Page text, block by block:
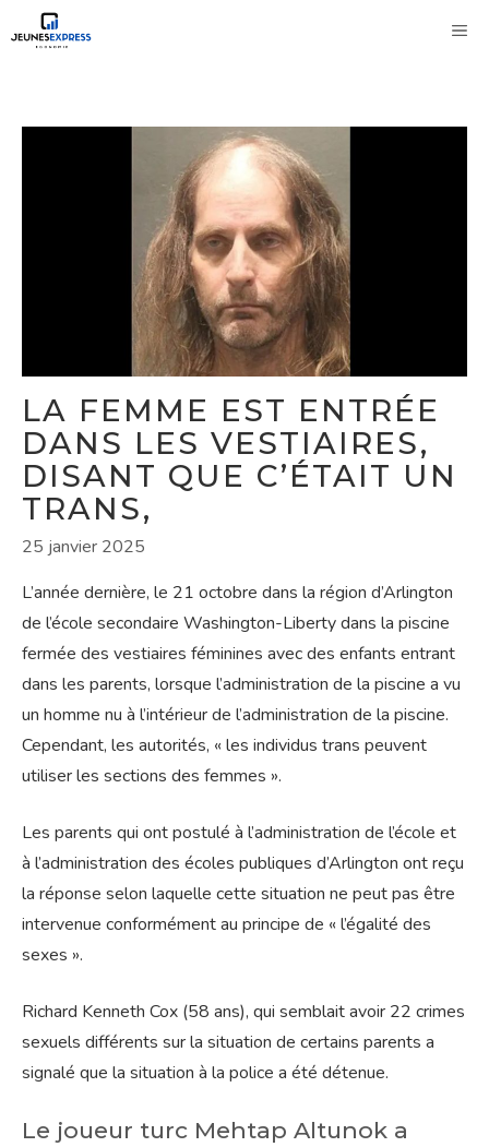
au
LA FEMME EST ENTRÉE
DANS LES VESTIAIRES,
DISANT QUE C’ÉTAIT UN
TRANS,
25 janvier 2025
L’année dernière, le 21 octobre dans la région d’Arlington
de l’école secondaire Washington-Liberty dans la piscine
fermée des vestiaires féminines avec des enfants entrant
dans les parents, lorsque l’administration de la piscine a vu
un homme nu à l’intérieur de l’administration de la piscine.
Cependant, les autorités, « les individus trans peuvent
utiliser les sections des femmes ».
Les parents qui ont postulé à l’administration de l’école et
à l’administration des écoles publiques d’Arlington ont reçu
la réponse selon laquelle cette situation ne peut pas être
intervenue conformément au principe de « l’égalité des
sexes ».
Richard Kenneth Cox (58 ans), qui semblait avoir 22 crimes
sexuels différents sur la situation de certains parents a
signalé que la situation à la police a été détenue.
Le joueur turc Mehtap Altunok a